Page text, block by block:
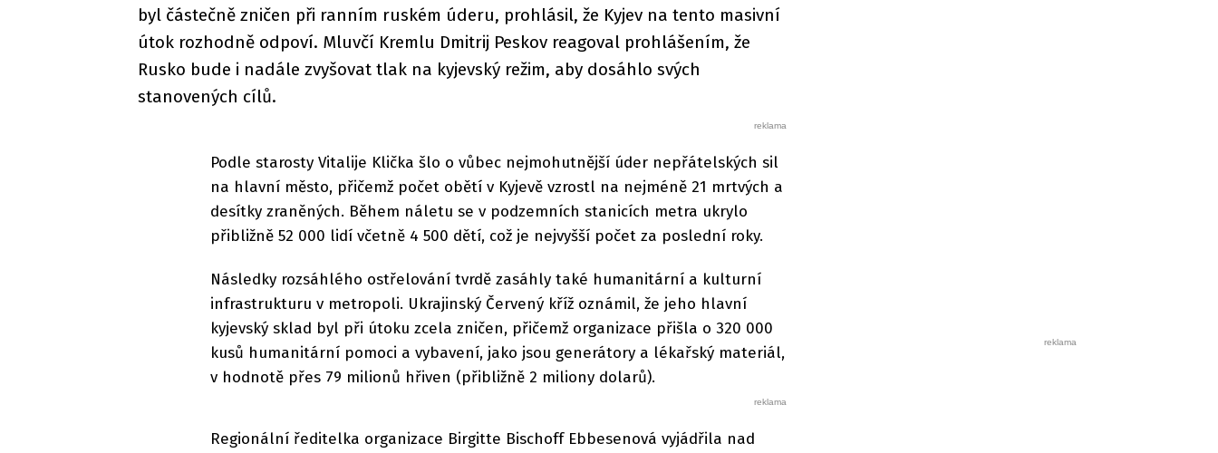
byl částečně zničen při ranním ruském úderu, prohlásil, že Kyjev na tento masivní
útok rozhodně odpoví. Mluvčí Kremlu Dmitrij Peskov reagoval prohlášením, že
Rusko bude i nadále zvyšovat tlak na kyjevský režim, aby dosáhlo svých
stanovených cílů.
Podle starosty Vitalije Klička šlo o vůbec nejmohutnější úder nepřátelských sil
na hlavní město, přičemž počet obětí v Kyjevě vzrostl na nejméně 21 mrtvých a
desítky zraněných. Během náletu se v podzemních stanicích metra ukrylo
přibližně 52 000 lidí včetně 4 500 dětí, což je nejvyšší počet za poslední roky.
Následky rozsáhlého ostřelování tvrdě zasáhly také humanitární a kulturní
infrastrukturu v metropoli. Ukrajinský Červený kříž oznámil, že jeho hlavní
kyjevský sklad byl při útoku zcela zničen, přičemž organizace přišla o 320 000
kusů humanitární pomoci a vybavení, jako jsou generátory a lékařský materiál,
v hodnotě přes 79 milionů hřiven (přibližně 2 miliony dolarů).
Regionální ředitelka organizace Birgitte Bischoff Ebbesenová vyjádřila nad